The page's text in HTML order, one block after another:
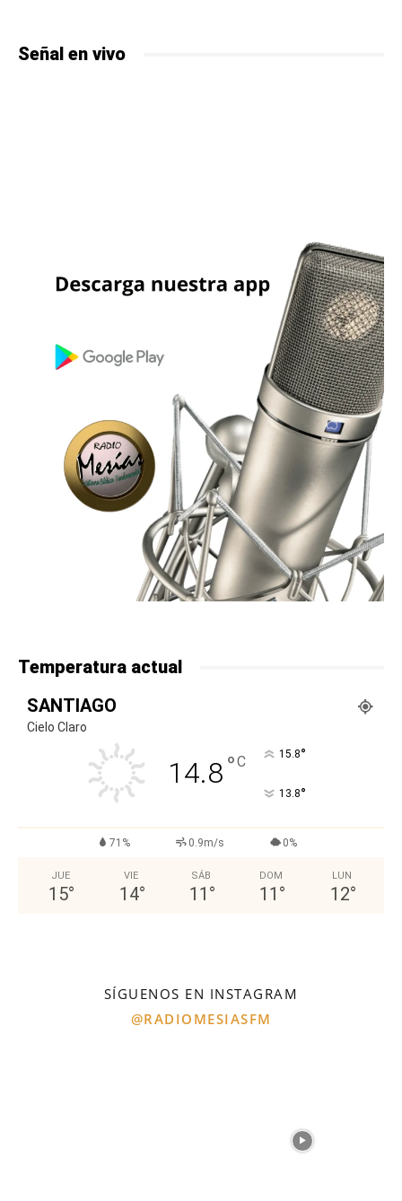
Señal en vivo
Temperatura actual
SANTIAGO
Cielo Claro
14.8°C 15.8°
13.8°
71% 0.9m/s 0%
JUE
15°
VIE
14°
SÁB
11 °
DOM
11 °
LUN
12°
SÍGUENOS EN INSTAGRAM
@RADIOMESIASFM